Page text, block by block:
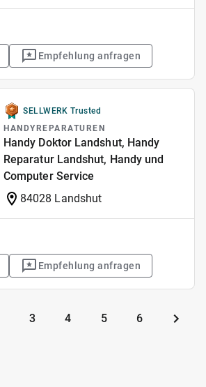
Empfehlung anfragen
SELLWERK Trusted
HANDYREPARATUREN
Handy Doktor Landshut, Handy
Reparatur Landshut, Handy und
Computer Service
84028 Landshut
Empfehlung anfragen
3 4 5 6